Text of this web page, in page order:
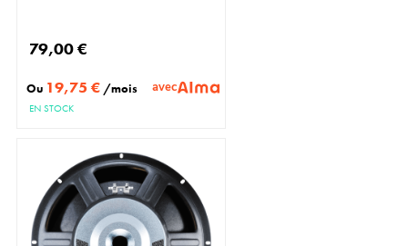
79,00 €
Ou 19,75 € /mois avec
EN STOCK